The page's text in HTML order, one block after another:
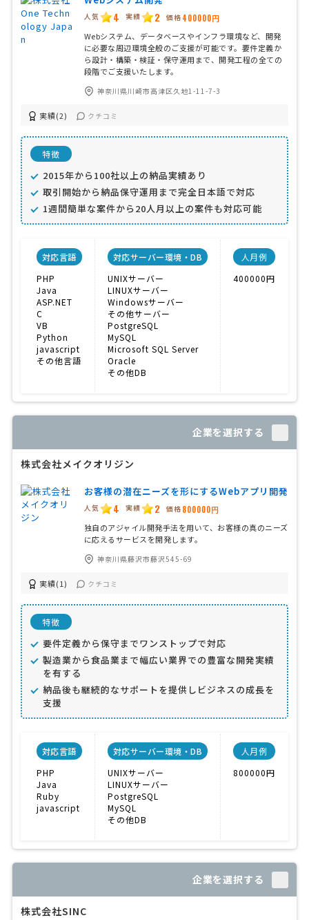
人気 4 実績 2 価格 400000円
Webシステム、データベースやインフラ環境など、開発
に必要な周辺環境全般のご支援が可能です。要件定義か
ら設計・構築・検証・保守運用まで、開発工程の全ての
段階でご支援いたします。
神奈川県川崎市高津区久地1-11-7-3
実績(2) クチコミ
特徴
2015年から100社以上の納品実績あり
取引開始から納品保守運用まで完全日本語で対応
1週間簡単な案件から20人月以上の案件も対応可能
対応言語
PHP
Java
ASP.NET
C
VB
Python
javascript
その他言語
対応サーバー環境・DB
UNIXサーバー
LINUXサーバー
Windowsサーバー
その他サーバー
PostgreSQL
MySQL
Microsoft SQL Server
Oracle
その他DB
人月例
400000円
企業を選択する
株式会社メイクオリジン
お客様の潜在ニーズを形にするWebアプリ開発
人気 4 実績 2 価格 800000円
独自のアジャイル開発手法を用いて、お客様の真のニーズ
に応えるサービスを開発します。
神奈川県藤沢市藤沢545-69
実績(1) クチコミ
特徴
要件定義から保守までワンストップで対応
製造業から食品業まで幅広い業界での豊富な開発実績
を有する
納品後も継続的なサポートを提供しビジネスの成長を
支援
対応言語
PHP
Java
Ruby
javascript
対応サーバー環境・DB
UNIXサーバー
LINUXサーバー
PostgreSQL
MySQL
その他DB
人月例
800000円
企業を選択する
株式会社SINC